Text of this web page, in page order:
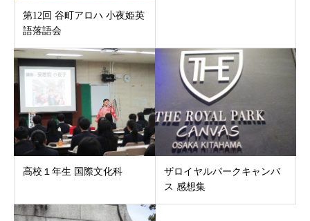
第12回 谷町アロハ 小夜姫英
語落語会
高校１年生 国際文化科
ザロイヤルパークキャンバ
ス 感想集